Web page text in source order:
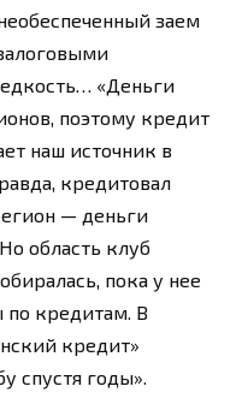
заем
«Деньги
поэтому кредит
наш источник в
кредитовал
— деньги
область клуб
пока у нее
кредитам. В
кредит»
спустя годы».